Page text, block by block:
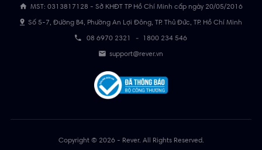
MST: 0313817128 - Sở KHĐT TP Hồ Chí Minh cấp ngày 20/05/2016
Số 5-7, Đường B4, Phường An Lợi Đông, TP. Thủ Đức, TP. Hồ Chí Minh
08 6970 2321 - 1800 234 546
support@rever.vn
Copyright © 2026 - Rever. All Rights Reserved.